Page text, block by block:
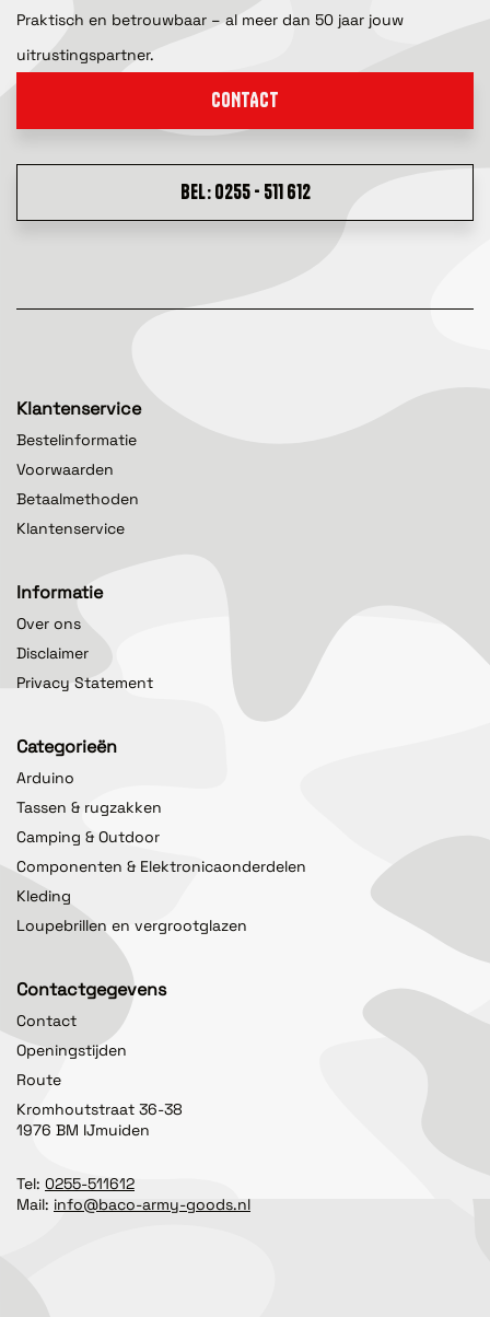
Praktisch en betrouwbaar – al meer dan 50 jaar jouw
uitrustingspartner.
CONTACT
BEL: 0255 - 511 612
Klantenservice
Bestelinformatie
Voorwaarden
Betaalmethoden
Klantenservice
Informatie
Over ons
Disclaimer
Privacy Statement
Categorieën
Arduino
Tassen & rugzakken
Camping & Outdoor
Componenten & Elektronicaonderdelen
Kleding
Loupebrillen en vergrootglazen
Contactgegevens
Contact
Openingstijden
Route
Kromhoutstraat 36-38
1976 BM IJmuiden
Tel: 0255-511612
Mail: info@baco-army-goods.nl